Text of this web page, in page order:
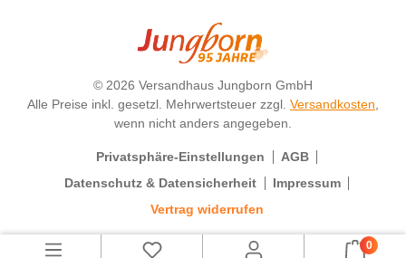
© 2026 Versandhaus Jungborn GmbH
Alle Preise inkl. gesetzl. Mehrwertsteuer zzgl. Versandkosten
wenn nicht anders angegeben.
Privatsphäre-Einstellungen
AGB
Datenschutz & Datensicherheit
Impressum
Vertrag widerrufen
0